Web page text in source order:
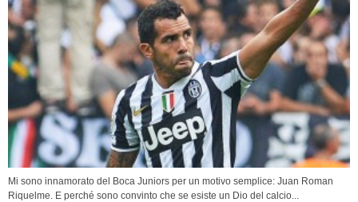
Mi sono innamorato del Boca Juniors per un motivo semplice: Juan Roman
Riquelme. E perché sono convinto che se esiste un Dio del calcio...